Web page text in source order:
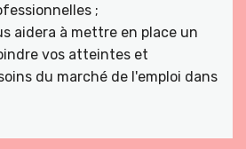
;
aidera à mettre en place un
vos atteintes et
du marché de l'emploi dans